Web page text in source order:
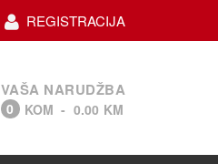
REGISTRACIJA
VAŠA NARUDŽBA
0 KOM - 0.00 KM